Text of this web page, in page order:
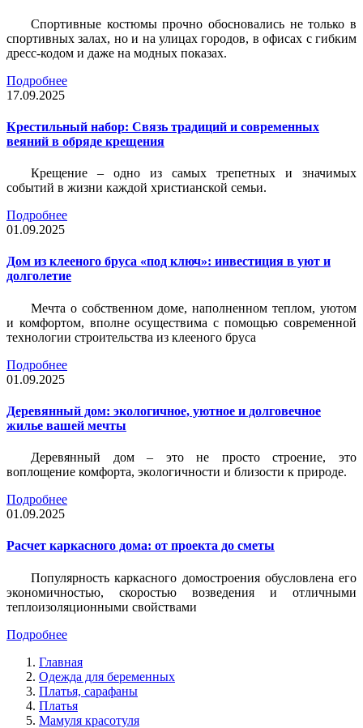
Спортивные костюмы прочно обосновались не только в
спортивных залах, но и на улицах городов, в офисах с гибким
дресс-кодом и даже на модных показах.
Подробнее
17.09.2025
Крестильный набор: Связь традиций и современных
веяний в обряде крещения
Крещение – одно из самых трепетных и значимых
событий в жизни каждой христианской семьи.
Подробнее
01.09.2025
Дом из клееного бруса «под ключ»: инвестиция в уют и
долголетие
Мечта о собственном доме, наполненном теплом, уютом
и комфортом, вполне осуществима с помощью современной
технологии строительства из клееного бруса
Подробнее
01.09.2025
Деревянный дом: экологичное, уютное и долговечное
жилье вашей мечты
Деревянный дом – это не просто строение, это
воплощение комфорта, экологичности и близости к природе.
Подробнее
01.09.2025
Расчет каркасного дома: от проекта до сметы
Популярность каркасного домостроения обусловлена его
экономичностью, скоростью возведения и отличными
теплоизоляционными свойствами
Подробнее
Главная
Одежда для беременных
Платья, сарафаны
Платья
Мамуля красотуля